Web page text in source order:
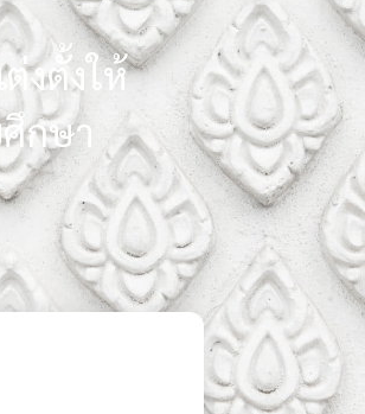
งตั้งให้
กษา